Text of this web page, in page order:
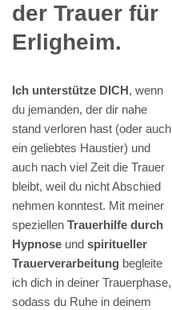
der Trauer für
Erligheim.
Ich unterstütze DICH, wenn
du jemanden, der dir nahe
stand verloren hast (oder auch
ein geliebtes Haustier) und
auch nach viel Zeit die Trauer
bleibt, weil du nicht Abschied
nehmen konntest. Mit meiner
speziellen Trauerhilfe durch
Hypnose und spiritueller
Trauerverarbeitung begleite
ich dich in deiner Trauerphase,
sodass du Ruhe in deinem